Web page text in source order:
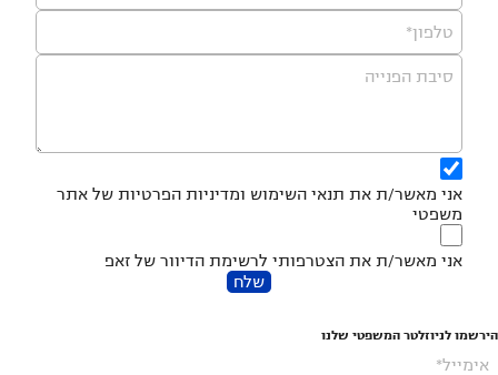
טלפון*
סיבת הפנייה
אני מאשר/ת את תנאי השימוש ומדיניות הפרטיות של אתר
משפטי
אני מאשר/ת את הצטרפותי לרשימת הדיוור של זאפ
שלח
הירשמו לניוזלטר המשפטי שלנו
אימייל*